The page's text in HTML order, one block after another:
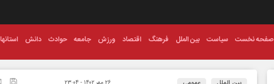
صفحه نخست سیاست بین الملل فرهنگ اقتصاد ورزش جامعه حوادث دانش استانها